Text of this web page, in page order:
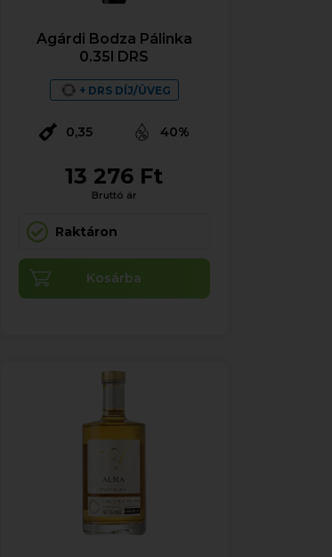
Agárdi Bodza Pálinka
0.35l DRS
+ DRS DÍJ/ÜVEG
0,35 40%
13 276 Ft
Bruttó ár
Raktáron
Kosárba